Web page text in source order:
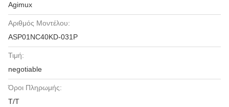
Agimux
Αριθμός Μοντέλου:
ASP01NC40KD-031P
Τιμή:
negotiable
Όροι Πληρωμής:
T/T